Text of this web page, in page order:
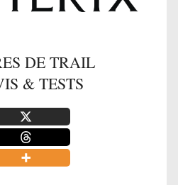
DE TRAIL
& TESTS